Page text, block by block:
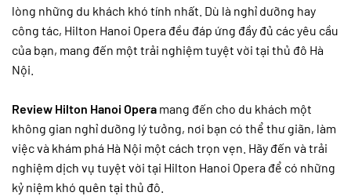
lòng những du khách khó tính nhất. Dù là nghỉ dưỡng hay
công tác, Hilton Hanoi Opera đều đáp ứng đầy đủ các yêu cầu
của bạn, mang đến một trải nghiệm tuyệt vời tại thủ đô Hà
Nội.
Review Hilton Hanoi Opera mang đến cho du khách một
không gian nghỉ dưỡng lý tưởng, nơi bạn có thể thư giãn, làm
việc và khám phá Hà Nội một cách trọn vẹn. Hãy đến và trải
nghiệm dịch vụ tuyệt vời tại Hilton Hanoi Opera để có những
kỷ niệm khó quên tại thủ đô.